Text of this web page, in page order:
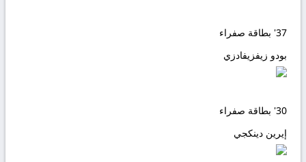
37' بطاقة صفراء
بودو زيفزيفادزي
30' بطاقة صفراء
إيرين دينكجي